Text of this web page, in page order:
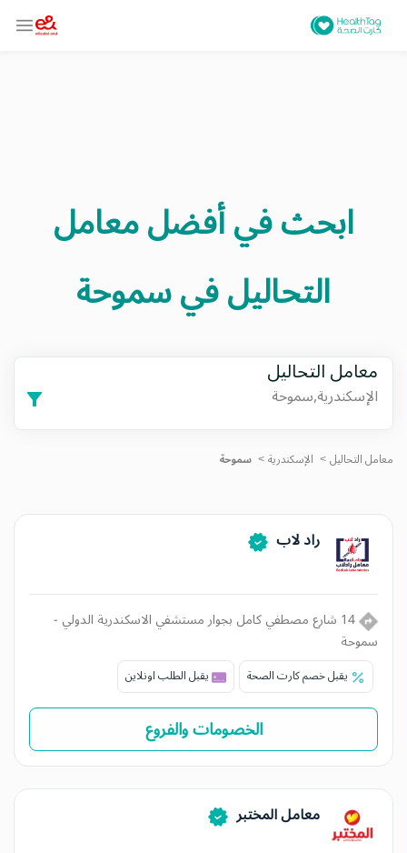
ابحث في أفضل معامل
التحاليل فيسموحة
معامل التحاليل
الإسكندرية,سموحة
معامل التحاليل الإسكندرية سموحة
راد لاب
14 شارع مصطفي كامل بجوار مستشفي الاسكندرية الدولي -
سموحة
يقبل خصم كارت الصحة يقبل الطلب اونلاين
الخصومات والفروع
معامل المختبر